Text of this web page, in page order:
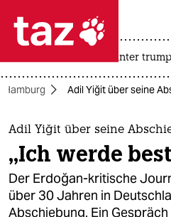
 taz zahl
taz zahl ich
themen
politik
öko
usa unter trump
Hamburg Adil Yiğit über seine
Adil Yiğit über seine
„Ich werde
Der Erdoğan-kritische
über 30 Jahren in
Abschiebung. Ein